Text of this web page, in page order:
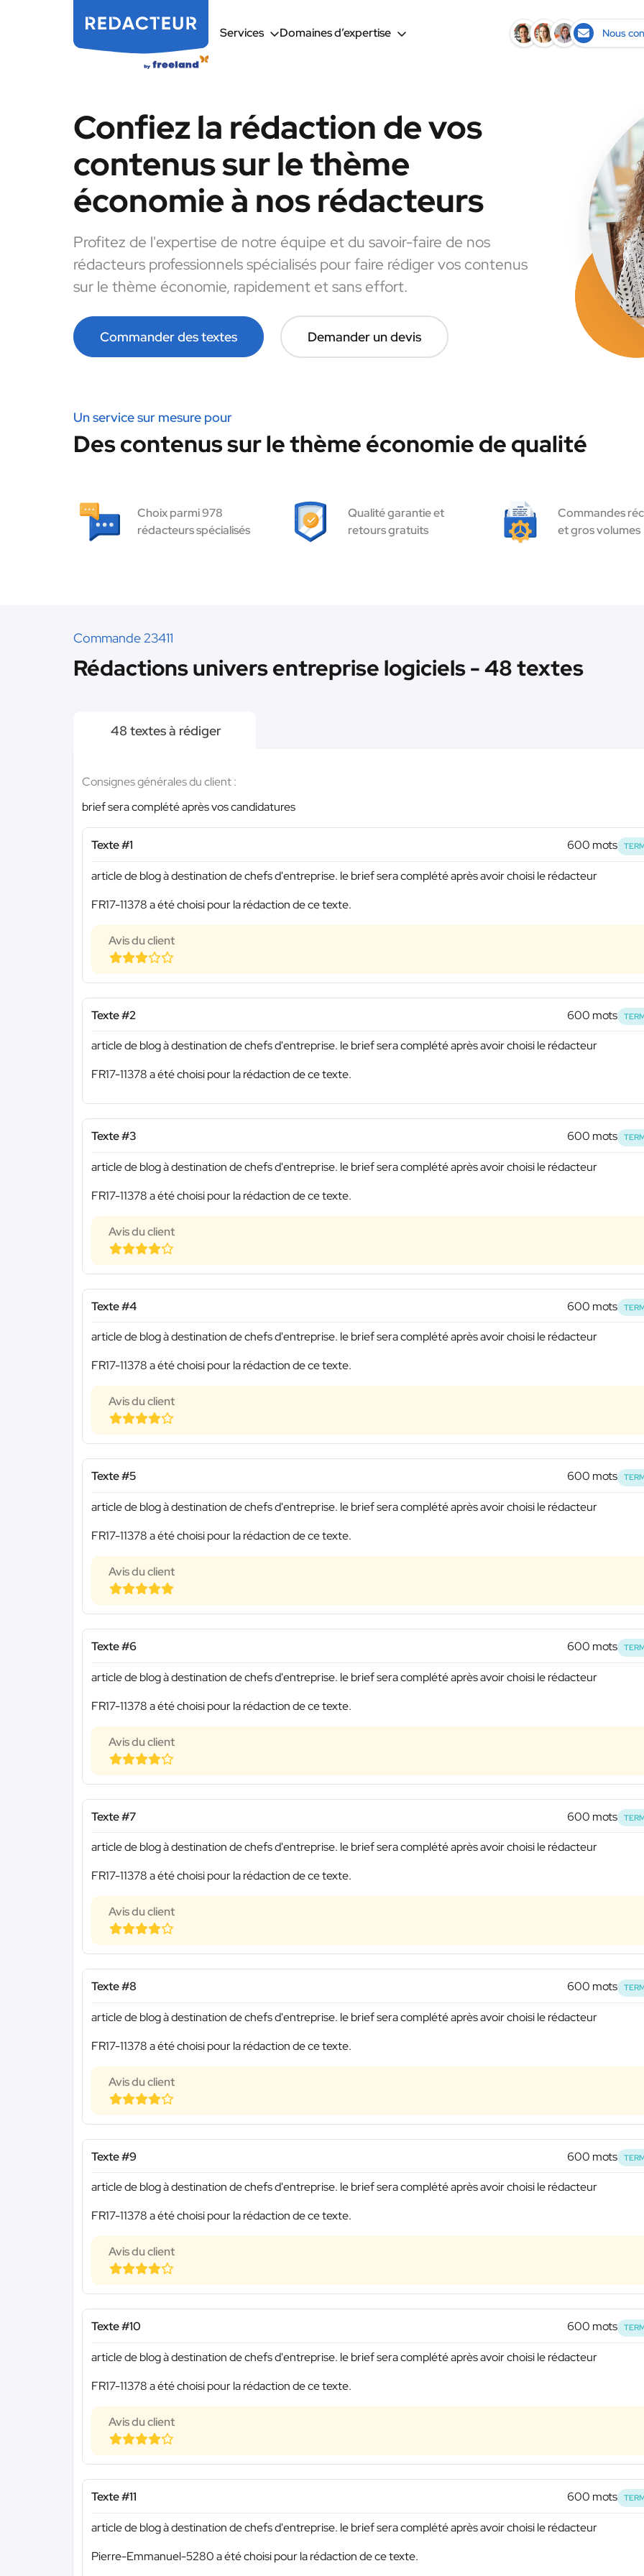
Services Domaines d’expertise Nous
Confiez la rédaction de vos
contenus sur le thème
économie à nos rédacteurs
Profitez de l'expertise de notre équipe et du savoir-faire de nos
rédacteurs professionnels spécialisés pour faire rédiger vos contenus
sur le thème économie, rapidement et sans effort.
Commander des textes Demander un devis
Un service sur mesure pour
Des contenus sur le thème économie de qualité
Choix parmi 978
rédacteurs spécialisés
Qualité garantie et
retours gratuits
Commandes
et gros volumes
Commande 23411
Rédactions univers entreprise logiciels - 48 textes
48 textes à rédiger
Consignes générales du client :
brief sera complété après vos candidatures
Texte #1 600 mots
article de blog à destination de chefs d'entreprise. le brief sera complété après avoir choisi le rédacteur
FR17-11378 a été choisi pour la rédaction de ce texte.
Avis du client
Texte #2 600 mots
article de blog à destination de chefs d'entreprise. le brief sera complété après avoir choisi le rédacteur
FR17-11378 a été choisi pour la rédaction de ce texte.
Texte #3 600 mots
article de blog à destination de chefs d'entreprise. le brief sera complété après avoir choisi le rédacteur
FR17-11378 a été choisi pour la rédaction de ce texte.
Avis du client
Texte #4 600 mots
article de blog à destination de chefs d'entreprise. le brief sera complété après avoir choisi le rédacteur
FR17-11378 a été choisi pour la rédaction de ce texte.
Avis du client
Texte #5 600 mots
article de blog à destination de chefs d'entreprise. le brief sera complété après avoir choisi le rédacteur
FR17-11378 a été choisi pour la rédaction de ce texte.
Avis du client
Texte #6 600 mots
article de blog à destination de chefs d'entreprise. le brief sera complété après avoir choisi le rédacteur
FR17-11378 a été choisi pour la rédaction de ce texte.
Avis du client
Texte #7 600 mots
article de blog à destination de chefs d'entreprise. le brief sera complété après avoir choisi le rédacteur
FR17-11378 a été choisi pour la rédaction de ce texte.
Avis du client
Texte #8 600 mots
article de blog à destination de chefs d'entreprise. le brief sera complété après avoir choisi le rédacteur
FR17-11378 a été choisi pour la rédaction de ce texte.
Avis du client
Texte #9 600 mots
article de blog à destination de chefs d'entreprise. le brief sera complété après avoir choisi le rédacteur
FR17-11378 a été choisi pour la rédaction de ce texte.
Avis du client
Texte #10 600 mots
article de blog à destination de chefs d'entreprise. le brief sera complété après avoir choisi le rédacteur
FR17-11378 a été choisi pour la rédaction de ce texte.
Avis du client
Texte #11 600 mots
article de blog à destination de chefs d'entreprise. le brief sera complété après avoir choisi le rédacteur
Pierre-Emmanuel-5280 a été choisi pour la rédaction de ce texte.